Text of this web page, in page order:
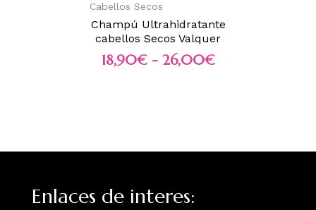
Cabellos Secos
Champú Ultrahidratante
cabellos Secos Valquer
18,90€ - 26,00€
Enlaces de interes: